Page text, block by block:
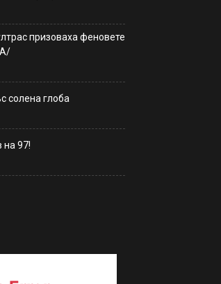
призоваха феновете
солена глоба
на 97!